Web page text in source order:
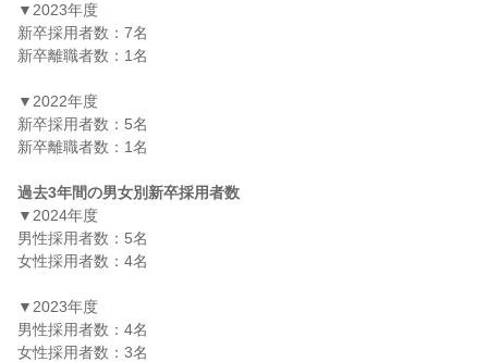
▼2023年度
新卒採用者数：7名
新卒離職者数：1名
▼2022年度
新卒採用者数：5名
新卒離職者数：1名
過去3年間の男女別新卒採用者数
▼2024年度
男性採用者数：5名
女性採用者数：4名
▼2023年度
男性採用者数：4名
女性採用者数：3名